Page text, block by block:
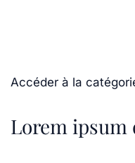
Accéder à la
Lorem ipsum